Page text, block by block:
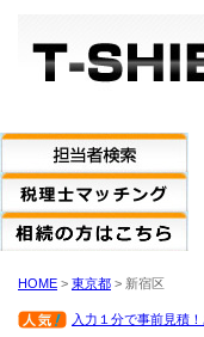
HOME > 東京都 > 新宿区
入力１分で事前見積